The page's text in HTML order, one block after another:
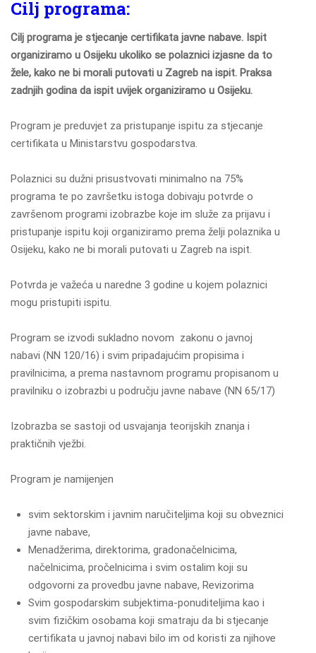
Cilj programa:
Cilj programa je stjecanje certifikata javne nabave. Ispit
organiziramo u Osijeku ukoliko se polaznici izjasne da to
žele, kako ne bi morali putovati u Zagreb na ispit. Praksa
zadnjih godina da ispit uvijek organiziramo u Osijeku.
Program je preduvjet za pristupanje ispitu za stjecanje
certifikata u Ministarstvu gospodarstva.
Polaznici su dužni prisustvovati minimalno na 75%
programa te po završetku istoga dobivaju potvrde o
završenom programi izobrazbe koje im služe za prijavu i
pristupanje ispitu koji organiziramo prema želji polaznika u
Osijeku, kako ne bi morali putovati u Zagreb na ispit.
Potvrda je važeća u naredne 3 godine u kojem polaznici
mogu pristupiti ispitu.
Program se izvodi sukladno novom zakonu o javnoj
nabavi (NN 120/16) i svim pripadajućim propisima i
pravilnicima, a prema nastavnom programu propisanom u
pravilniku o izobrazbi u području javne nabave (NN 65/17)
Izobrazba se sastoji od usvajanja teorijskih znanja i
praktičnih vježbi.
Program je namijenjen
svim sektorskim i javnim naručiteljima koji su obveznici
javne nabave,
Menadžerima, direktorima, gradonačelnicima,
načelnicima, pročelnicima i svim ostalim koji su
odgovorni za provedbu javne nabave, Revizorima
Svim gospodarskim subjektima-ponuditeljima kao i
svim fizičkim osobama koji smatraju da bi stjecanje
certifikata u javnoj nabavi bilo im od koristi za njihove